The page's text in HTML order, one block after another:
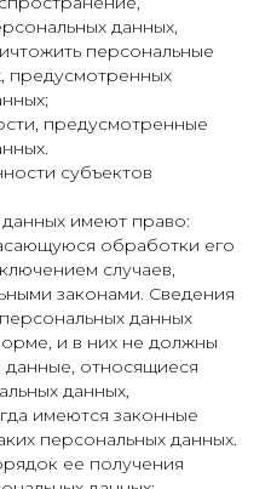
данных,
персональные
предусмотренных
предусмотренные
субъектов
имеют право:
обработки его
случаев,
законами. Сведения
данных
и в них не должны
относящиеся
данных,
имеются законные
персональных данных.
ее получения